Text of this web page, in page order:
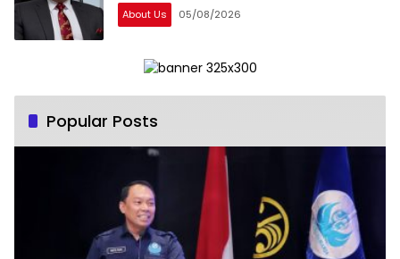
About Us 05/08/2026
Popular Posts